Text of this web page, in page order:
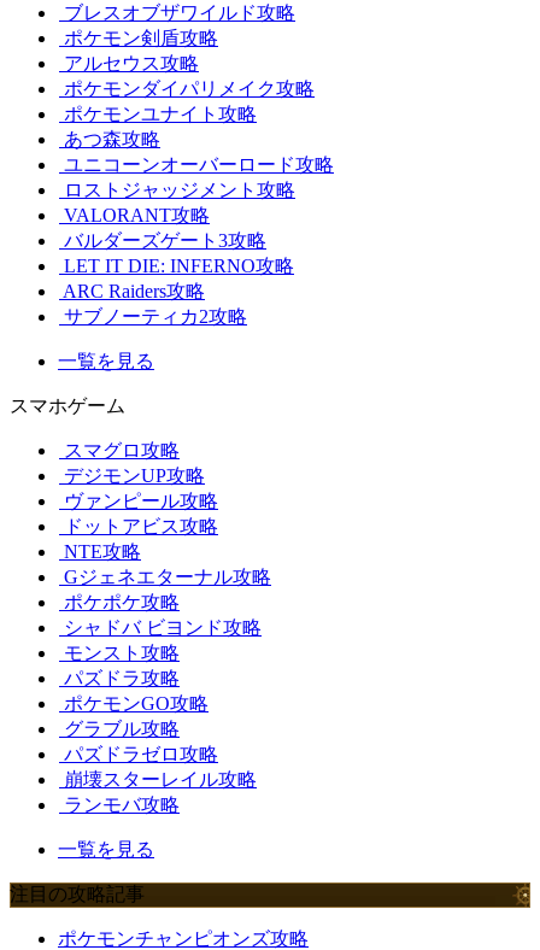
ブレスオブザワイルド攻略
ポケモン剣盾攻略
アルセウス攻略
ポケモンダイパリメイク攻略
ポケモンユナイト攻略
あつ森攻略
ユニコーンオーバーロード攻略
ロストジャッジメント攻略
VALORANT攻略
バルダーズゲート3攻略
LET IT DIE: INFERNO攻略
ARC Raiders攻略
サブノーティカ2攻略
一覧を見る
スマホゲーム
スマグロ攻略
デジモンUP攻略
ヴァンピール攻略
ドットアビス攻略
NTE攻略
Gジェネエターナル攻略
ポケポケ攻略
シャドバ ビヨンド攻略
モンスト攻略
パズドラ攻略
ポケモンGO攻略
グラブル攻略
パズドラゼロ攻略
崩壊スターレイル攻略
ランモバ攻略
一覧を見る
注目の攻略記事
ポケモンチャンピオンズ攻略